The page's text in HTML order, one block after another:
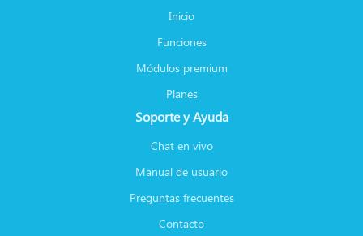
Inicio
Funciones
Módulos premium
Planes
Soporte y Ayuda
Chat en vivo
Manual de usuario
Preguntas frecuentes
Contacto